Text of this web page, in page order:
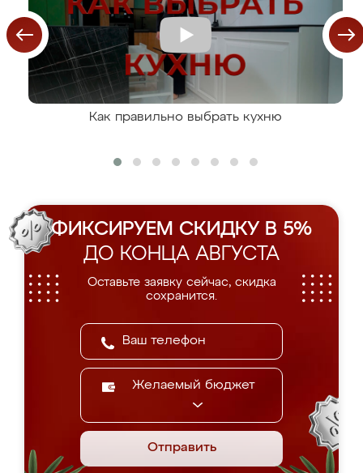
Как правильно выбрать кухню
ФИКСИРУЕМ СКИДКУ В 5%
ДО КОНЦА АВГУСТА
Оставьте заявку сейчас, скидка
сохранится.
Желаемый бюджет
Отправить